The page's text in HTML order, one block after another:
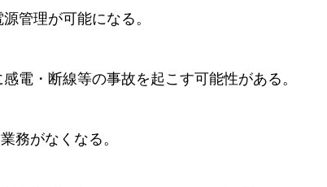
管理が可能になる。
電・断線等の事故を起こす可能性がある。
務がなくなる。